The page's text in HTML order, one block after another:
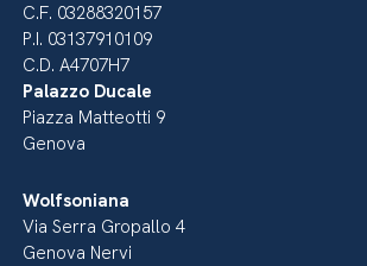
C.F. 03288320157
P.I. 03137910109
C.D. A4707H7
Palazzo Ducale
Piazza Matteotti 9
Genova
Wolfsoniana
Via Serra Gropallo 4
Genova Nervi